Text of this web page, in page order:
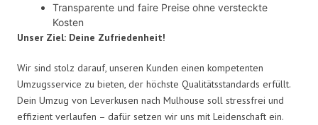
Transparente und faire Preise ohne versteckte
Kosten
Unser Ziel: Deine Zufriedenheit!
Wir sind stolz darauf, unseren Kunden einen kompetenten
Umzugsservice zu bieten, der höchste Qualitätsstandards erfüllt.
Dein Umzug von Leverkusen nach Mulhouse soll stressfrei und
effizient verlaufen – dafür setzen wir uns mit Leidenschaft ein.